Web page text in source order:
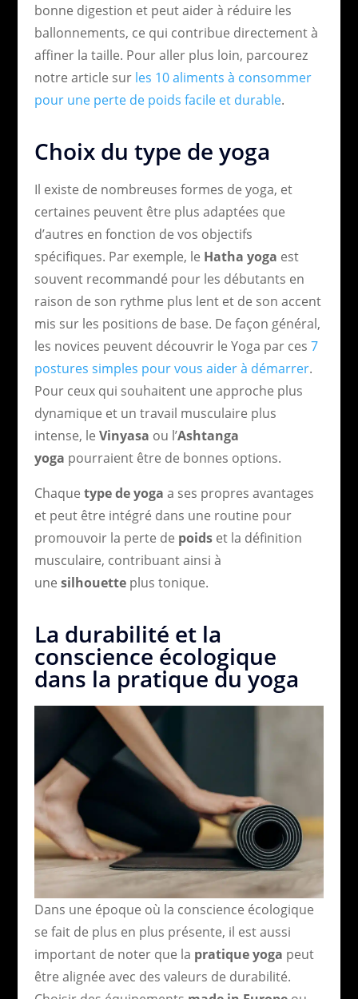
bonne digestion et peut aider à réduire les
ballonnements, ce qui contribue directement à
affiner la taille. Pour aller plus loin, parcourez
notre article sur les 10 aliments à consommer
pour une perte de poids facile et durable.
Choix du type de yoga
Il existe de nombreuses formes de yoga, et
certaines peuvent être plus adaptées que
d’autres en fonction de vos objectifs
spécifiques. Par exemple, le Hatha yoga est
souvent recommandé pour les débutants en
raison de son rythme plus lent et de son accent
mis sur les positions de base. De façon général,
les novices peuvent découvrir le Yoga par ces 7
postures simples pour vous aider à démarrer.
Pour ceux qui souhaitent une approche plus
dynamique et un travail musculaire plus
intense, le Vinyasa ou l’Ashtanga
yoga pourraient être de bonnes options.
Chaque type de yoga a ses propres avantages
et peut être intégré dans une routine pour
promouvoir la perte de poidset la définition
musculaire, contribuant ainsi à
une silhouetteplus tonique.
La durabilité et la
conscience écologique
dans la pratique du yoga
Dans une époque où la conscience écologique
se fait de plus en plus présente, il est aussi
important de noter que la pratique yoga peut
être alignée avec des valeurs de durabilité.